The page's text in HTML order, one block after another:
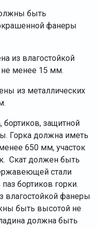
быть
фанеры
из влагостойкой
менее 15 мм.
из металлических
бортиков, защитной
Горка должна иметь
650 мм, участок
Скат должен быть
стали
бортиков горки.
влагостойкой фанеры
быть высотой не
должна быть